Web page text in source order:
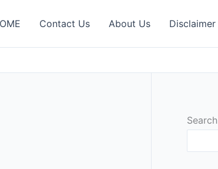
Contact Us About Us Disclaimer
Search